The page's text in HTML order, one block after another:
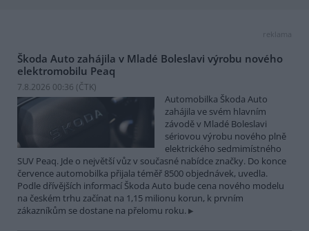
reklama
Škoda Auto zahájila v Mladé Boleslavi výrobu nového
elektromobilu Peaq
7.8.2026 00:36 (ČTK)
Automobilka Škoda Auto
zahájila ve svém hlavním
závodě v Mladé Boleslavi
sériovou výrobu nového plně
elektrického sedmimístného
SUV Peaq. Jde o největší vůz v současné nabídce značky. Do konce
července automobilka přijala téměř 8500 objednávek, uvedla.
Podle dřívějších informací Škoda Auto bude cena nového modelu
na českém trhu začínat na 1,15 milionu korun, k prvním
zákazníkům se dostane na přelomu roku.